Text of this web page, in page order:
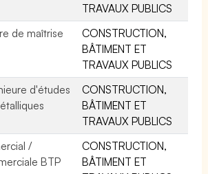
TRAVAUX PUBLICS
de maîtrise
CONSTRUCTION,
BÂTIMENT ET
TRAVAUX PUBLICS
d'études
CONSTRUCTION,
BÂTIMENT ET
TRAVAUX PUBLICS
/
BTP
CONSTRUCTION,
BÂTIMENT ET